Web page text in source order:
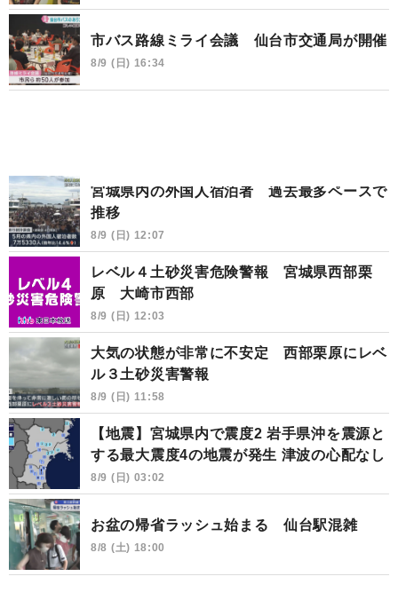
市バス路線ミライ会議 仙台市交通局が開催
8/9 (日) 16:34
宮城県内の外国人宿泊者 過去最多ペースで
推移
8/9 (日) 12:07
レベル４土砂災害危険警報 宮城県西部栗
原 大崎市西部
8/9 (日) 12:03
大気の状態が非常に不安定 西部栗原にレベ
ル３土砂災害警報
8/9 (日) 11:58
【地震】宮城県内で震度2 岩手県沖を震源と
する最大震度4の地震が発生 津波の心配なし
8/9 (日) 03:02
お盆の帰省ラッシュ始まる 仙台駅混雑
8/8 (土) 18:00